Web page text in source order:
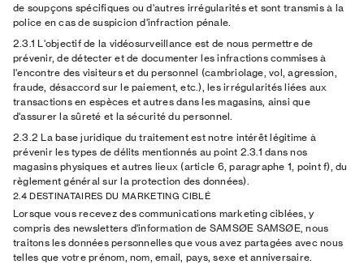
de soupçons spécifiques ou d'autres irrégularités et sont transmis à la
police en cas de suspicion d'infraction pénale.
2.3.1 L'objectifde la vidéosurveillance est de nous permettre de
prévenir, de détecter et de documenter les infractions commises à
l'encontre des visiteurs et du personnel (cambriolage, vol, agression,
fraude, désaccord sur le paiement, etc.), les irrégularités liées aux
transactions en espèces et autres dans les magasins, ainsi que
d'assurer la sûreté et la sécurité du personnel.
2.3.2 La base juridique du traitement est notre intérêt légitime à
prévenir les types de délits mentionnés au point 2.3.1 dans nos
magasins physiques et autres lieux (article 6, paragraphe 1, point f), du
règlement général sur la protection des données).
2.4 DESTINATAIRES DU MARKETING CIBLÉ
Lorsque vous recevez des communications marketing ciblées, y
compris des newsletters d'information de SAMSØE SAMSØE, nous
traitons les données personnelles que vous avez partagées avec nous
telles que votre prénom, nom, email, pays, sexe et anniversaire.